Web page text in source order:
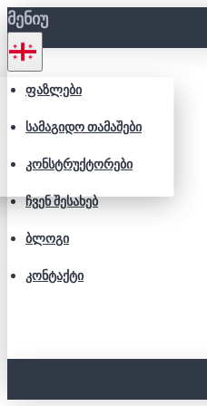
ᲛᲔᲜᲘᲣ
ᲤᲐᲖᲚᲔᲑᲘ
ᲡᲐᲛᲐᲒᲘᲓᲝ ᲗᲐᲛᲐᲨᲔᲑᲘ
ᲙᲝᲜᲡᲢᲠᲣᲥᲢᲝᲠᲔᲑᲘ
ᲩᲕᲔᲜ ᲨᲔᲡᲐᲮᲔᲑ
ᲑᲚᲝᲒᲘ
ᲙᲝᲜᲢᲐᲥᲢᲘ